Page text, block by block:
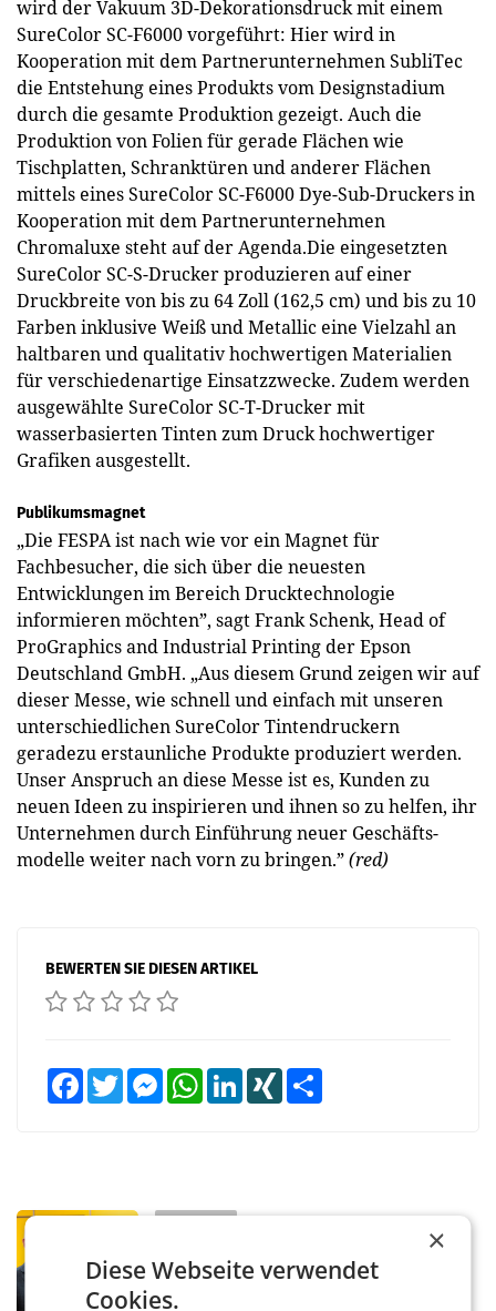
wird der Vakuum 3D-Dekorationsdruck mit einem
SureColor SC-F6000 vorgeführt: Hier wird in
Kooperation mit dem Partnerunternehmen SubliTec
die Entstehung eines Produkts vom Designstadium
durch die gesamte Produktion gezeigt. Auch die
Produktion von Folien für gerade Flächen wie
Tischplatten, Schranktüren und anderer Flächen
mittels eines SureColor SC-F6000 Dye-Sub-Druckers in
Kooperation mit dem Partnerunternehmen
Chromaluxe steht auf der Agenda.Die eingesetzten
SureColor SC-S-Drucker produzieren auf einer
Druckbreite von bis zu 64 Zoll (162,5 cm) und bis zu 10
Farben inklusive Weiß und Metallic eine Vielzahl an
haltbaren und qualitativ hochwertigen Materialien
für verschiedenartige Einsatzzwecke. Zudem werden
ausgewählte SureColor SC-T-Drucker mit
wasserbasierten Tinten zum Druck hochwertiger
Grafiken ausgestellt.
Publikumsmagnet
„Die FESPA ist nach wie vor ein Magnet für
Fachbesucher, die sich über die neuesten
Entwicklungen im Bereich Drucktechnologie
informieren möchten”, sagt Frank Schenk, Head of
ProGraphics and Industrial Printing der Epson
Deutschland GmbH. „Aus diesem Grund zeigen wir auf
dieser Messe, wie schnell und einfach mit unseren
unterschiedlichen SureColor Tintendruckern
geradezu erstaunliche Produkte produziert werden.
Unser Anspruch an diese Messe ist es, Kunden zu
neuen Ideen zu inspirieren und ihnen so zu helfen, ihr
Unternehmen durch ­Einführung neuer Geschäfts­
modelle weiter nach vorn zu ­bringen.”(red)
BEWERTEN SIE DIESEN ARTIKEL
FacebookTwitter MessengerWhatsAppLinkedInXING
PRIMENEWS
Österreichische Post: Umsatzplus im
ersten Halbjahr trotz schwachem
Briefgeschäft
WIEN Die Österreichische Post AG hat im
×
Diese Webseite verwendet
Cookies.